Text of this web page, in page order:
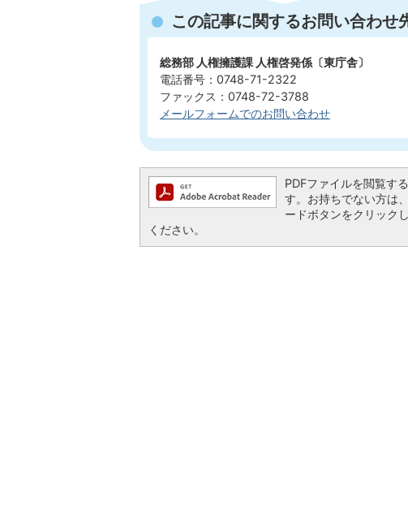
この記事に関するお問い合わせ
総務部 人権擁護課 人権啓発係〔東庁舎〕
電話番号：0748-71-2322
ファックス：0748-72-3788
メールフォームでのお問い合わせ
PDFファイルを閲覧す
す。お持ちでない方は
ードボタンをクリック
ください。